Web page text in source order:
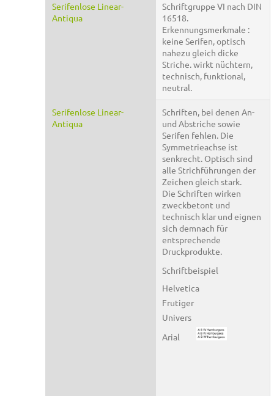
Serifenlose Linear-
Antiqua
Schriftgruppe VI nach DIN
16518.
Erkennungsmerkmale :
keine Serifen, optisch
nahezu gleich dicke
Striche. wirkt nüchtern,
technisch, funktional,
neutral.
Serifenlose Linear-
Antiqua
Schriften, bei denen An-
und Abstriche sowie
Serifen fehlen. Die
Symmetrieachse ist
senkrecht. Optisch sind
alle Strichführungen der
Zeichen gleich stark.
Die Schriften wirken
zweckbetont und
technisch klar und eignen
sich demnach für
entsprechende
Druckprodukte.
Schriftbeispiel
Helvetica
Frutiger
Univers
Arial